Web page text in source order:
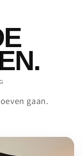
gaan.